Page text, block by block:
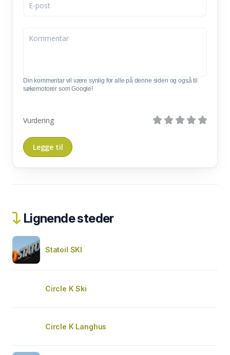
Din kommentar vil være synlig for alle på denne siden og også til
søkemotorer som Google!
Vurdering
Lignende steder
Statoil SKI
Circle K Ski
Circle K Langhus